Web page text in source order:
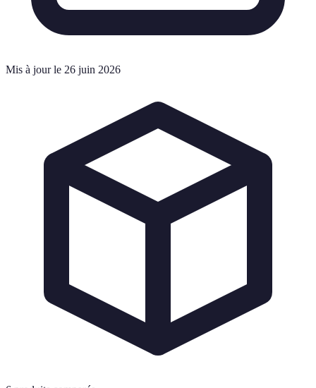
Mis à jour le 26 juin 2026